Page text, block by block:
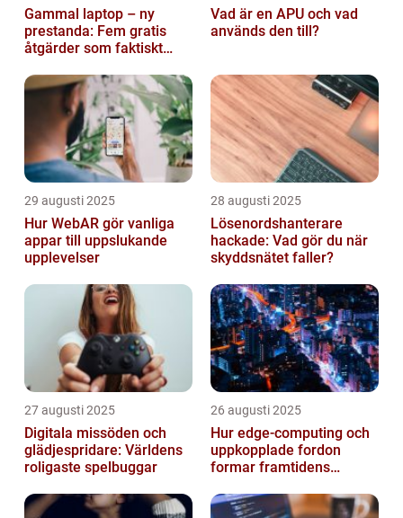
Gammal laptop – ny
prestanda: Fem gratis
åtgärder som faktiskt
Vad är en APU och vad
används den till?
29 augusti 2025
Hur WebAR gör vanliga
appar till uppslukande
upplevelser
28 augusti 2025
Lösenordshanterare
hackade: Vad gör du när
skyddsnätet faller?
27 augusti 2025
Digitala missöden och
glädjespridare: Världens
roligaste spelbuggar
26 augusti 2025
Hur edge‑computing och
uppkopplade fordon
formar framtidens